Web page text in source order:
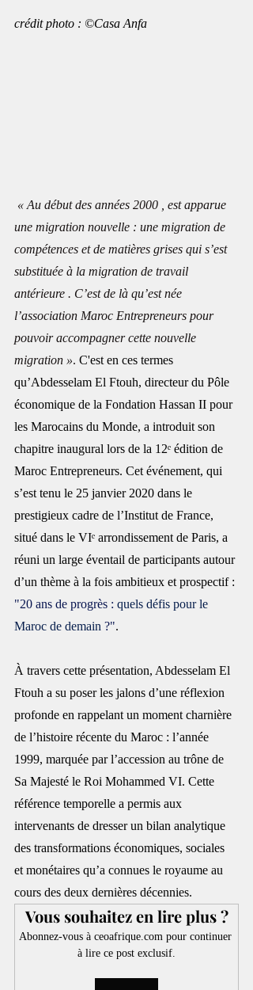
crédit photo : ©Casa Anfa
« Au début des années 2000 , est apparue
une migration nouvelle : une migration de
compétences et de matières grises qui s’est
substituée à la migration de travail
antérieure . C’est de là qu’est née
l’association Maroc Entrepreneurs pour
pouvoir accompagner cette nouvelle
migration ». C'est en ces termes
qu’Abdesselam El Ftouh, directeur du Pôle
économique de la Fondation Hassan II pour
les Marocains du Monde, a introduit son
chapitre inaugural lors de la 12ᵉ édition de
Maroc Entrepreneurs. Cet événement, qui
s’est tenu le 25 janvier 2020 dans le
prestigieux cadre de l’Institut de France,
situé dans le VIᵉ arrondissement de Paris, a
réuni un large éventail de participants autour
d’un thème à la fois ambitieux et prospectif :
"20 ans de progrès : quels défis pour le
Maroc de demain ?".
À travers cette présentation, Abdesselam El
Ftouh a su poser les jalons d’une réflexion
profonde en rappelant un moment charnière
de l’histoire récente du Maroc : l’année
1999, marquée par l’accession au trône de
Sa Majesté le Roi Mohammed VI. Cette
référence temporelle a permis aux
intervenants de dresser un bilan analytique
des transformations économiques, sociales
et monétaires qu’a connues le royaume au
cours des deux dernières décennies.
Vous souhaitez en lire plus ?
Abonnez-vous à ceoafrique.com pour continuer
à lire ce post exclusif.